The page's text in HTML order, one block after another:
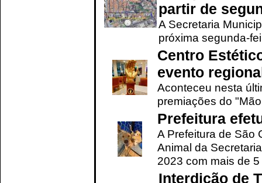
partir de
A Secretaria
próxima segunda-
Centro
evento
Aconteceu nesta
premiações do
Prefeitura
A Prefeitura de São
Animal da
2023 com mais de 5
Interdição de